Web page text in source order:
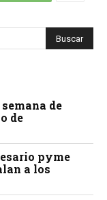
de
de
pyme
a los